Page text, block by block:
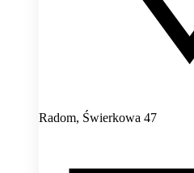
Radom, Świerkowa 47